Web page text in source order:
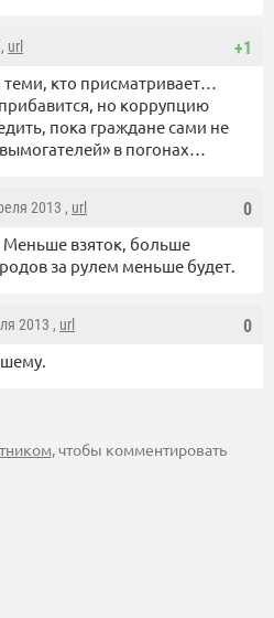
+1
url
теми, кто присматривает…
но коррупцию
пока граждане сами не
в погонах…
0
2013 , url
Меньше взяток, больше
за рулем меньше будет.
0
2013 , url
, чтобы комментировать